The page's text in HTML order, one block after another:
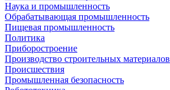
Наука и промышленность
Обрабатывающая промышленность
Пищевая промышленность
Политика
Приборостроение
Производство строительных материалов
Происшествия
Промышленная безопасность